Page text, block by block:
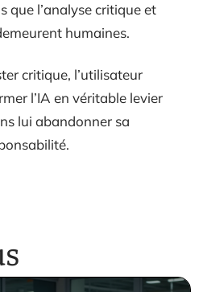
que l’analyse critique et
humaines.
critique, l’utilisateur
l’IA en véritable levier
lui abandonner sa